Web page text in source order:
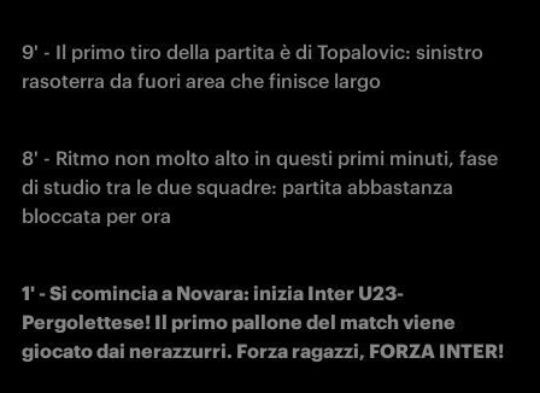
9' - Il primo tiro della partita è di Topalovic: sinistro
rasoterra da fuori area che finisce largo
8' - Ritmo non molto alto in questi primi minuti, fase
di studio tra le due squadre: partita abbastanza
bloccata per ora
1' - Si comincia a Novara: inizia Inter U23-
Pergolettese! Il primo pallone del match viene
giocato dai nerazzurri. Forza ragazzi, FORZA INTER!